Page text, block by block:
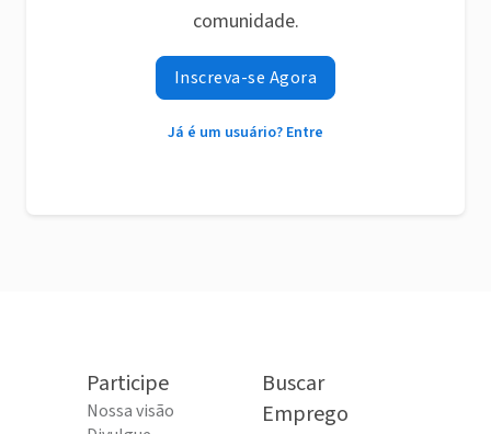
comunidade.
Inscreva-se Agora
Já é um usuário? Entre
Participe
Nossa visão
Buscar
Emprego